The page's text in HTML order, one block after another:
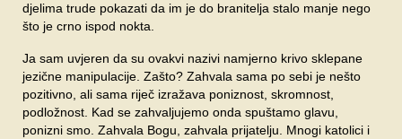
djelima trude pokazati da im je do branitelja stalo manje nego
što je crno ispod nokta.
Ja sam uvjeren da su ovakvi nazivi namjerno krivo sklepane
jezične manipulacije. Zašto? Zahvala sama po sebi je nešto
pozitivno, ali sama riječ izražava poniznost, skromnost,
podložnost. Kad se zahvaljujemo onda spuštamo glavu,
ponizni smo. Zahvala Bogu, zahvala prijatelju. Mnogi katolici i